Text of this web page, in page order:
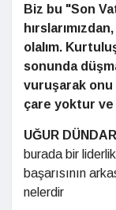
Biz bu "Son
olalım.
sonunda
vuruşarak onu
çare yoktur ve
UĞUR
burada bir
başarısının
nelerdir